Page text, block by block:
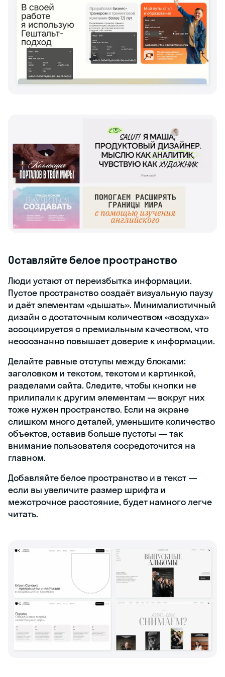
Оставляйте белое пространство
Люди устают от переизбытка информации.
Пустое пространство создаёт визуальную паузу
и даёт элементам «дышать». Минималистичный
дизайн с достаточным количеством «воздуха»
ассоциируется с премиальным качеством, что
неосознанно повышает доверие к информации.
Делайте равные отступы между блоками:
заголовком и текстом, текстом и картинкой,
разделами сайта. Следите, чтобы кнопки не
прилипали к другим элементам — вокруг них
тоже нужен пространство. Если на экране
слишком много деталей, уменьшите количество
объектов, оставив больше пустоты — так
внимание пользователя сосредоточится на
главном.
Добавляйте белое пространство и в текст —
если вы увеличите размер шрифта и
межстрочное расстояние, будет намного легче
читать.